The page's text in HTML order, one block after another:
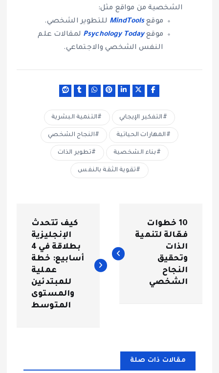
الشخصية من مواقع مثل:
موقعMindTools للتطوير الشخصي.
موقعPsychology Today لمقالات علم
النفس الشخصي والاجتماعي.
التفكير الإيجابي التنمية البشرية
المهارات الحياتية النجاح الشخصي
بناء الشخصية تطوير الذات
تقوية الثقة بالنفس
ص
10 خطوات
فعّالة لتنمية
الذات
وتحقيق
النجاح
الشخصي
كيف تتحدث
الإنجليزية
بطلاقة في 4
أسابيع: خطة
عملية
للمبتدئين
والمستوى
المتوسط
مقالات ذات صلة